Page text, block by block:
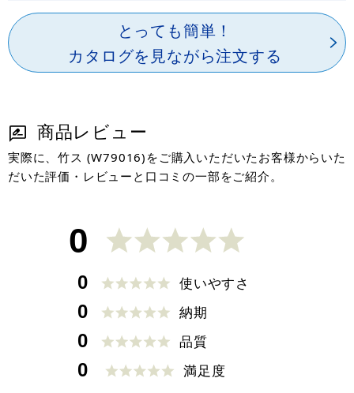
とっても簡単！
カタログを見ながら注文する
商品レビュー
実際に、竹ス (W79016)をご購入いただいたお客様からいた
だいた評価・レビューと口コミの一部をご紹介。
0
0 使いやすさ
0 納期
0 品質
0 満足度